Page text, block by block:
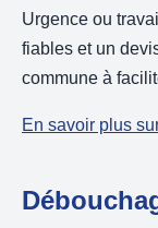
Urgence ou
fiables et un
commune à
En savoir plus